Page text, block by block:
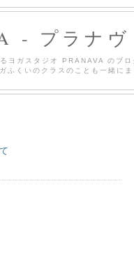
- プラナ
ヨガスタジオ PRANAVA のブロ
ふくいのクラスのことも一緒に